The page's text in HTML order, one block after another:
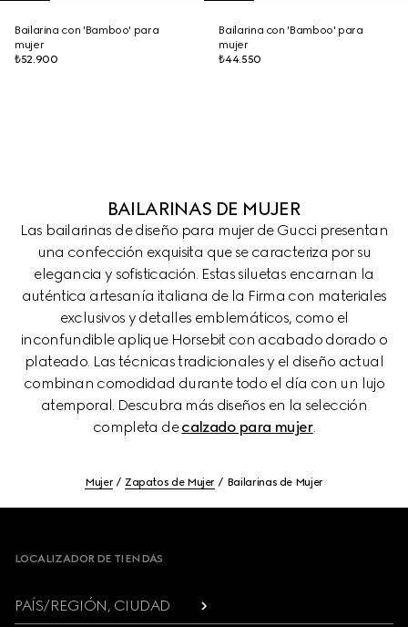
Bailarina con 'Bamboo' para
mujer
₺52.900
Bailarina con 'Bamboo' para
mujer
₺44.550
BAILARINAS DE MUJER
Las bailarinas de diseño para mujer de Gucci presentan
una confección exquisita que se caracteriza por su
elegancia y sofisticación. Estas siluetas encarnan la
auténtica artesanía italiana de la Firma con materiales
exclusivos y detalles emblemáticos, como el
inconfundible aplique Horsebit con acabado dorado o
plateado. Las técnicas tradicionales y el diseño actual
combinan comodidad durante todo el día con un lujo
atemporal. Descubra más diseños en la selección
completa decalzado para mujer.
Mujer Zapatos de Mujer Bailarinas de Mujer
LOCALIZADOR DE TIENDAS
PAÍS/REGIÓN, CIUDAD